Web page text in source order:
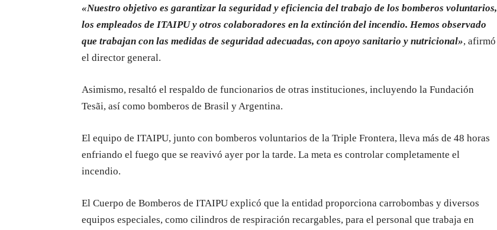
«Nuestro objetivo es garantizar la seguridad y eficiencia del trabajo de los bomberos voluntarios,
los empleados de ITAIPU y otros colaboradores en la extinción del incendio. Hemos observado
que trabajan con las medidas de seguridad adecuadas, con apoyo sanitario y nutricional», afirmó
el director general.
Asimismo, resaltó el respaldo de funcionarios de otras instituciones, incluyendo la Fundación
Tesãi, así como bomberos de Brasil y Argentina.
El equipo de ITAIPU, junto con bomberos voluntarios de la Triple Frontera, lleva más de 48 horas
enfriando el fuego que se reavivó ayer por la tarde. La meta es controlar completamente el
incendio.
El Cuerpo de Bomberos de ITAIPU explicó que la entidad proporciona carrobombas y diversos
equipos especiales, como cilindros de respiración recargables, para el personal que trabaja en